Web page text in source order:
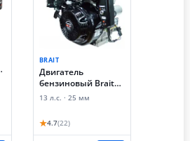
BRAIT
Двигатель
бензиновый Brait
GE1325E (13 лс,
мм)
13 л.с. · 25 мм
★4.7(22)